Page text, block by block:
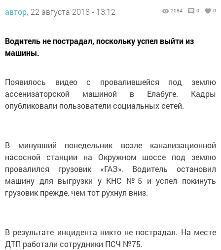
автор, 22 августа 2018 - 13:12 2084 0 0
Водитель не пострадал, поскольку успел выйти из
машины.
Появилось видео с провалившейся под землю
ассенизаторской машиной в Елабуге. Кадры
опубликовали пользователи социальных сетей.
В минувший понедельник возле канализационной
насосной станции на Окружном шоссе под землю
провалился грузовик «ГАЗ». Водитель остановил
машину для выгрузки у КНС №5 и успел покинуть
грузовик прежде, чем тот рухнул вниз.
В результате инцидента никто не пострадал. На месте
ДТП работали сотрудники ПСЧ №75.